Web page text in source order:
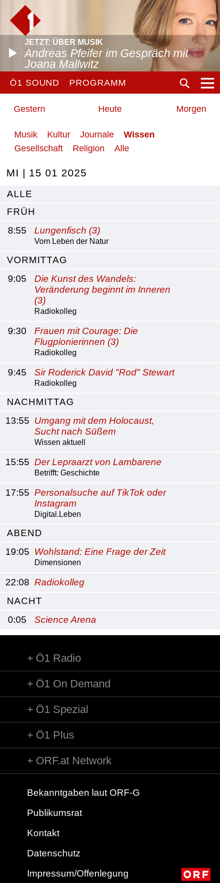
JETZT: ÜBER MUSIK
Andreas Pfeifer im Gespräch mit
Joana Mallwitz
Ö1 SOUND PROGRAMM
Gestern Heute Morgen
Musik Kultur Journale
Wissen
Gesellschaft
Religion Alle
MI | 15 01 2025
ALLE
FRÜH
8:55
Lungenfisch (3)
Vom Leben der Natur
VORMITTAG
9:05
Die Kunst des Wandels:
Veränderung beginnt im Inneren
(3)
Radiokolleg
9:30
Frauen mit Courage: Die
Flugpionierinnen (3)
Radiokolleg
9:45 Sir Roderick David "Rod" Stewart
Radiokolleg
NACHMITTAG
13:55 Umgang mit dem Holocaust,
Sucht nach Süßem
Wissen aktuell
15:55 Der Lepraarzt von Lambarene
Betrifft: Geschichte
17:55 Personalsuche auf TikTok oder
Instagram
Digital.Leben
ABEND
19:05 Wohlstand: Eine Frage der Zeit
Dimensionen
22:08 Radiokolleg
NACHT
0:05
Science Arena
Ö1 Radio
Ö1 On Demand
Ö1 Spezial
Ö1 Plus
ORF.at Network
Bekanntgaben laut ORF-G
Publikumsrat
Kontakt
Datenschutz
Impressum/Offenlegung